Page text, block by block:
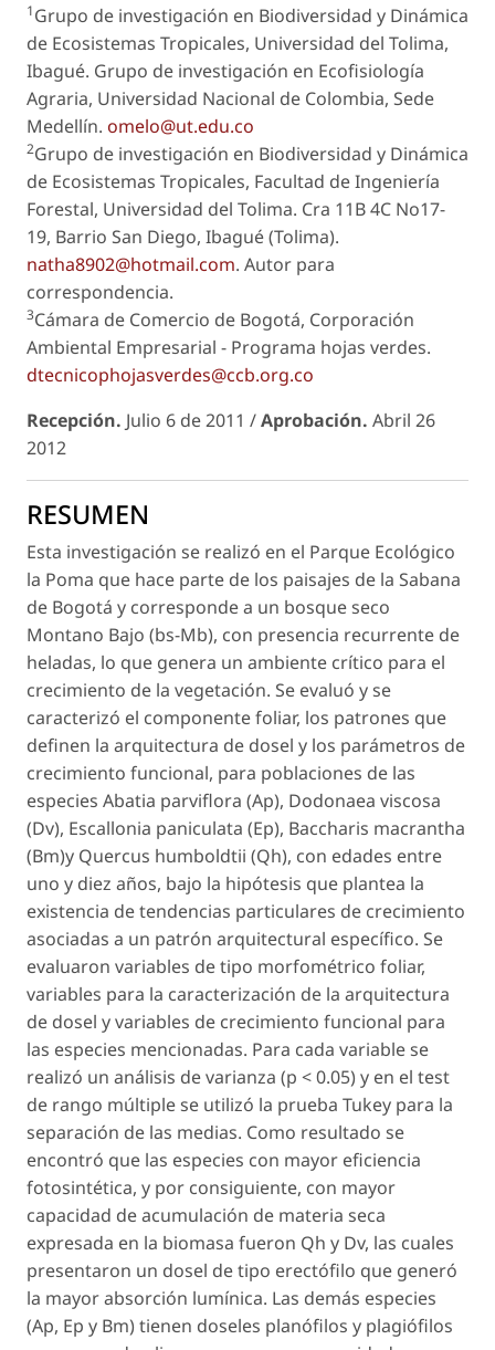
1Grupo de investigación en Biodiversidad y Dinámica
de Ecosistemas Tropicales, Universidad del Tolima,
Ibagué. Grupo de investigación en Ecofisiología
Agraria, Universidad Nacional de Colombia, Sede
Medellín. omelo@ut.edu.co
2Grupo de investigación en Biodiversidad y Dinámica
de Ecosistemas Tropicales, Facultad de Ingeniería
Forestal, Universidad del Tolima. Cra 11B 4C No17-
19, Barrio San Diego, Ibagué (Tolima).
natha8902@hotmail.com. Autor para
correspondencia.
3Cámara de Comercio de Bogotá, Corporación
Ambiental Empresarial - Programa hojas verdes.
dtecnicophojasverdes@ccb.org.co
Recepción. Julio 6 de 2011 /Aprobación. Abril 26
2012
RESUMEN
Esta investigación se realizó en el Parque Ecológico
la Poma que hace parte de los paisajes de la Sabana
de Bogotá y corresponde a un bosque seco
Montano Bajo (bs-Mb), con presencia recurrente de
heladas, lo que genera un ambiente crítico para el
crecimiento de la vegetación. Se evaluó y se
caracterizó el componente foliar, los patrones que
definen la arquitectura de dosel y los parámetros de
crecimiento funcional, para poblaciones de las
especies Abatia parviflora (Ap), Dodonaea viscosa
(Dv), Escallonia paniculata (Ep), Baccharis macrantha
(Bm)y Quercus humboldtii (Qh), con edades entre
uno y diez años, bajo la hipótesis que plantea la
existencia de tendencias particulares de crecimiento
asociadas a un patrón arquitectural específico. Se
evaluaron variables de tipo morfométrico foliar,
variables para la caracterización de la arquitectura
de dosel y variables de crecimiento funcional para
las especies mencionadas. Para cada variable se
realizó un análisis de varianza (p < 0.05) y en el test
de rango múltiple se utilizó la prueba Tukey para la
separación de las medias. Como resultado se
encontró que las especies con mayor eficiencia
fotosintética, y por consiguiente, con mayor
capacidad de acumulación de materia seca
expresada en la biomasa fueron Qh y Dv, las cuales
presentaron un dosel de tipo erectófilo que generó
la mayor absorción lumínica. Las demás especies
(Ap, Ep y Bm) tienen doseles planófilos y plagiófilos